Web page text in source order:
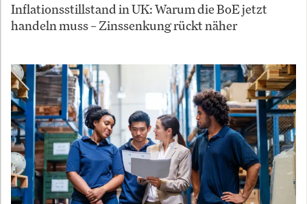
Inflationsstillstand in UK: Warum die BoE jetzt
handeln muss – Zinssenkung rückt näher